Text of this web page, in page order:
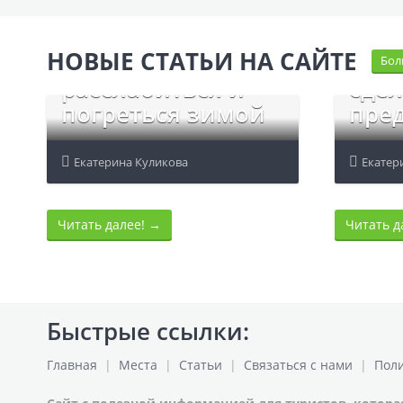
НОВЫЕ СТАТЬИ НА САЙТЕ
30 мест, чтобы
расслабиться и
погреться зимой
Екатерина Куликова
Читать далее! → Читать
Быстрые ссылки:
Главная | Места | Статьи | Связаться с нами |